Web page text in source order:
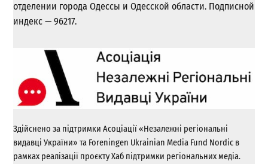
отделении города Одессы и Одесской области. Подписной
индекс — 96217.
Здійснено за підтримки Асоціації «Незалежні регіональні
видавці України» та Foreningen Ukrainian Media Fund Nordic в
рамках реалізації проєкту Хаб підтримки регіональних медіа.